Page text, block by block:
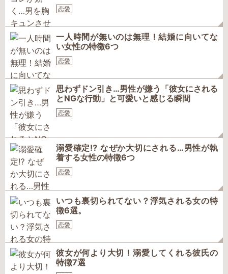
恋愛
一人時間が無いのは無理！結婚に向いてな
い女性の特徴6つ
恋愛
思わずドン引き…男性が嫌う「彼女にされる
とNGな行動」と可愛いと感じる瞬間
恋愛
溺愛確定⁉ なぜか大切にされる…男性が執
着する女性の特徴6つ
恋愛
いつも裏切られてない？浮気される女の特
徴6選。
恋愛
彼女が何より大切！溺愛してくれる彼氏の
特徴7選